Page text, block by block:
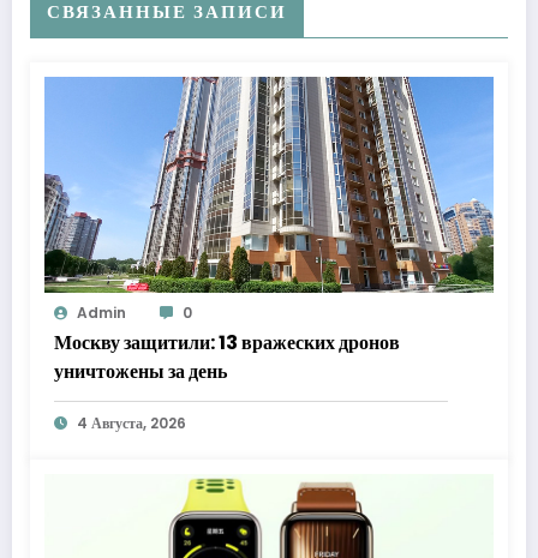
СВЯЗАННЫЕ ЗАПИСИ
Admin 0
Москву защитили: 13 вражеских дронов
уничтожены за день
4 Августа, 2026